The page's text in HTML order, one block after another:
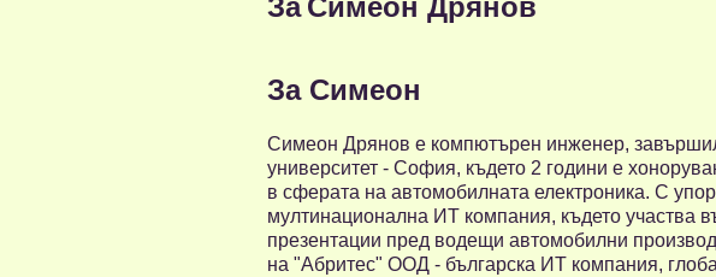
За Симеон Дрянов
За Симеон
Симеон Дрянов е компютърен инженер,
университет - София, където 2 години е
в сферата на автомобилната електроника. С
мултинационална ИТ компания, където участва
презентации пред водещи автомобилни
на "Абритес" ООД - българска ИТ компания,